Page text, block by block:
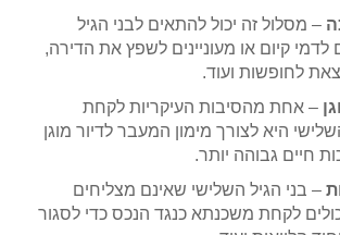
– מסלול זה יכול להתאים לבני הגיל
לדמי קיום או מעוניינים לשפץ את הדירה,
לחופשות ועוד.
– אחת מהסיבות העיקריות לקחת
היא לצורך מימון המעבר לדיור מוגן
חיים גבוהה יותר.
– בני הגיל השלישי שאינם מצליחים
לקחת משכנתא כנגד הנכס כדי לסגור